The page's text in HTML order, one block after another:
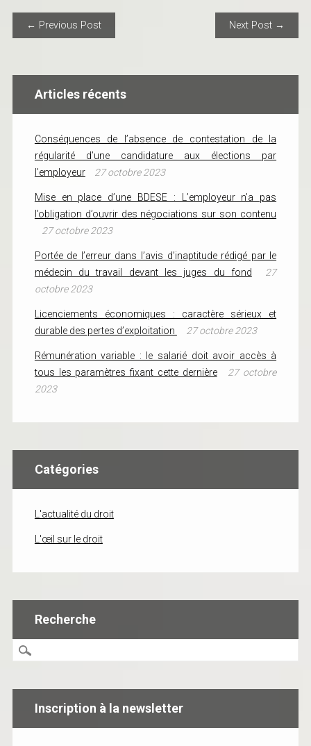
POST NAVIGATION
← Previous Post Next Post →
Articles récents
Conséquences de l’absence de contestation de la
régularité d’une candidature aux élections par
l’employeur
27 octobre 2023
Mise en place d’une BDESE : L’employeur n’a pas
l’obligation d’ouvrir des négociations sur son contenu
27 octobre 2023
Portée de l’erreur dans l’avis d’inaptitude rédigé par le
médecin du travail devant les juges du fond
27
octobre 2023
Licenciements économiques : caractère sérieux et
durable des pertes d’exploitation
27 octobre 2023
Rémunération variable : le salarié doit avoir accès à
tous les paramètres fixant cette dernière
27 octobre
2023
Catégories
L'actualité du droit
L'œil sur le droit
Recherche
Inscription à la newsletter